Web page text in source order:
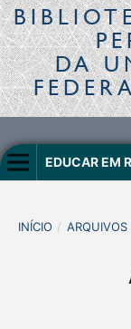
DA
EDUCAR EM
INÍCIO / ARQUIVOS